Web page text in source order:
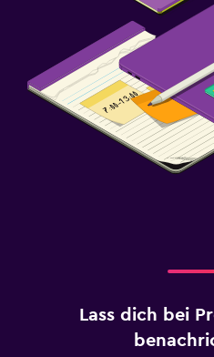
Lass dich bei